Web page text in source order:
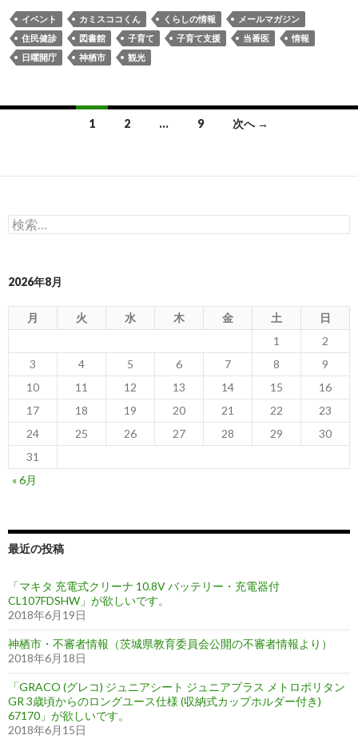
イベント カミスココくん くらしの情報
メールマガジン
住民健診
図書館 子育て 子育て支援 当番医
情報
日曜開庁
神栖市 観光
ナ
ゲ
シ
ン
1 2 … 9 次へ →
検
索:
2026年8月
月 火 水 木 金 土
日
1
2
3
4 5 6 7 8
9
10
11 12 13 14 15
16
17
18 19 20 21 22
23
24
25 26 27 28 29
30
31
« 6月
最近の投稿
「マキタ 充電式クリーナ 10.8V バッテリー・充電器付
CL107FDSHW」が欲しいです。
2018年6月19日
神栖市・不審者情報（茨城県教育委員会公開の不審者情報より）
2018年6月18日
「GRACO (グレコ) ジュニアシート ジュニアプラス メトロポリタン
GR 3歳頃からのロングユース仕様 (収納式カップホルダー付き)
67170」が欲しいです。
2018年6月15日